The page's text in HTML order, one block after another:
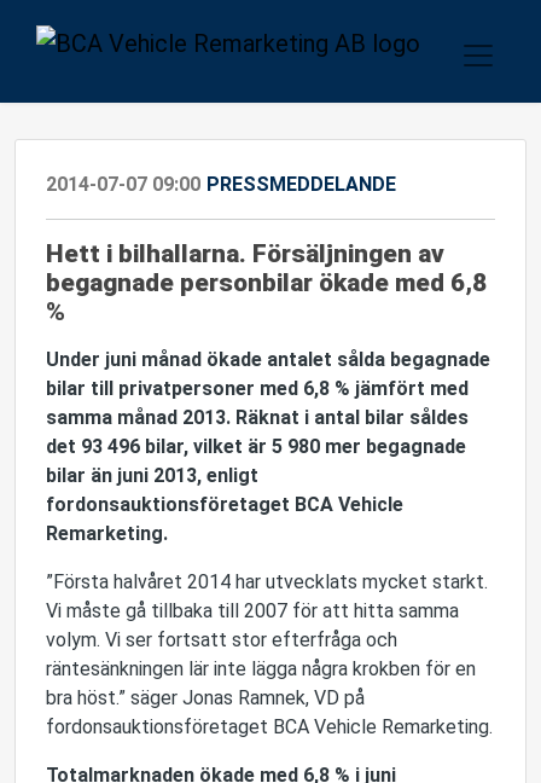
2014-07-07 09:00 PRESSMEDDELANDE
Hett i bilhallarna. Försäljningen av
begagnade personbilar ökade med 6,8
%
Under juni månad ökade antalet sålda begagnade
bilar till privatpersoner med 6,8 % jämfört med
samma månad 2013. Räknat i antal bilar såldes
det 93 496 bilar, vilket är 5 980 mer begagnade
bilar än juni 2013, enligt
fordonsauktionsföretaget BCA Vehicle
Remarketing.
”Första halvåret 2014 har utvecklats mycket starkt.
Vi måste gå tillbaka till 2007 för att hitta samma
volym. Vi ser fortsatt stor efterfråga och
räntesänkningen lär inte lägga några krokben för en
bra höst.” säger Jonas Ramnek, VD på
fordonsauktionsföretaget BCA Vehicle Remarketing.
Totalmarknaden ökade med 6,8 % i juni